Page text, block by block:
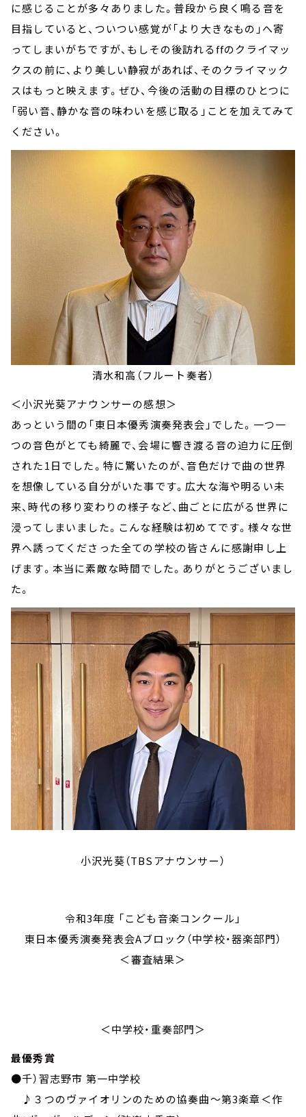
に感じることが多々ありました。普段から良く鳴る音を
目指していると、ついつい感覚が「より大きなもの」へ寄
ってしまいがちですが、もしその後訪れるffのクライマッ
クスの前に、より美しい静寂があれば、そのクライマック
スはもっと映えます。ぜひ、今後の活動の目標のひとつに
「弱い音、静かな音の味わいを感じ取る」ことを加えてみて
ください。
清水和高（フルート奏者）
＜小沢光葵アナウンサーの感想＞
あっという間の「東日本優秀演奏発表会」でした。一つ一
つの音色がとても綺麗で、会場に響き渡る音の迫力に圧倒
された1日でした。特に驚いたのが、音色だけで曲の世界
を想像している自分がいた事です。広大な海や明るい未
来、時代の移り変わりの様子など、曲ごとに広がる世界に
浸ってしまいました。こんな経験は初めてです。様々な世
界へ誘ってくださった全ての学校の皆さんに感謝申し上
げます。本当に素敵な時間でした。ありがとうございまし
た。
小沢光葵（TBSアナウンサー）
令和3年度 「こども音楽コンクール」
東日本優秀演奏発表会Aブロック（中学校・器楽部門）
＜審査結果＞
＜中学校・重奏部門＞
最優秀賞
●千）習志野市 第一中学校
♪３つのヴァイオリンのための協奏曲～第3楽章＜作